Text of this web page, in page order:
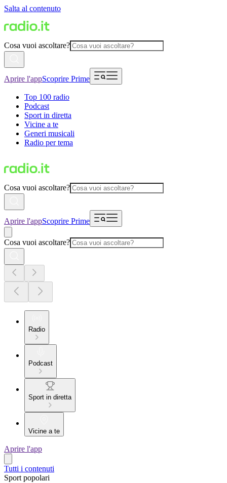
Salta al contenuto
Cosa vuoi ascoltare?
Aprire l'appScoprire Prime
Top 100 radio
Podcast
Sport in diretta
Vicine a te
Generi musicali
Radio per tema
Cosa vuoi ascoltare?
Aprire l'appScoprire Prime
Cosa vuoi ascoltare?
Radio
Podcast
Sport in diretta
Vicine a te
Aprire l'app
Tutti i contenuti
Sport popolari